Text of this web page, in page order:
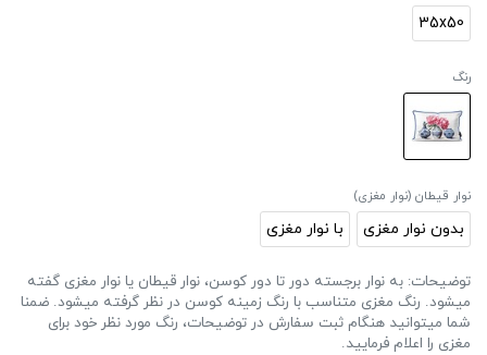
35x50
رنگ
نوار قیطان (نوار مغزی)
بدون نوار مغزی با نوار مغزی
توضیحات: به نوار برجسته دور تا دور کوسن، نوار قیطان یا نوار مغزی گفته
میشود. رنگ مغزی متناسب با رنگ زمینه کوسن در نظر گرفته میشود. ضمنا
شما میتوانید هنگام ثبت سفارش در توضیحات، رنگ مورد نظر خود برای
مغزی را اعلام فرمایید.